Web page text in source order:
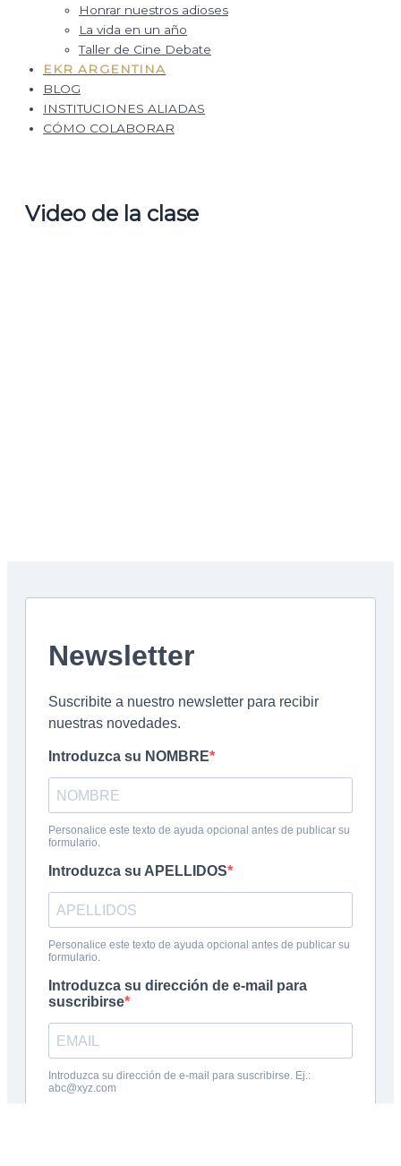
Honrar nuestros adioses
La vida en un año
Taller de Cine Debate
EKR ARGENTINA
BLOG
INSTITUCIONES ALIADAS
CÓMO COLABORAR
Video de la clase